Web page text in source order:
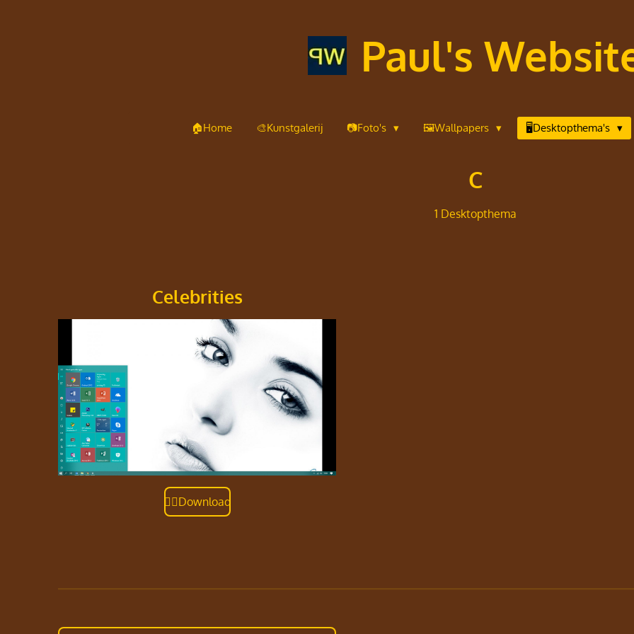
Paul's
🏠Home 🎨Kunstgalerij 📷Foto's 🖼️Wallpapers 🖥️Desktopthema's
C
1 Desktopthema
Celebrities
👇🏽Download